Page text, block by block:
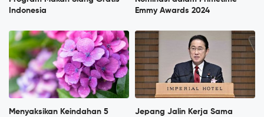
Indonesia
Emmy Awards 2024
Menyaksikan Keindahan 5
Jepang Jalin Kerja Sama